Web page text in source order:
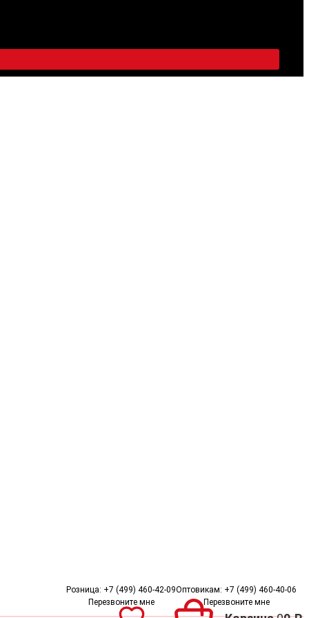
Пожизненная гарантия Оптовикам: +7 (499) 460-40-06
Перезвоните мне
Розница: +7 (499) 460-42-09
Перезвоните мне